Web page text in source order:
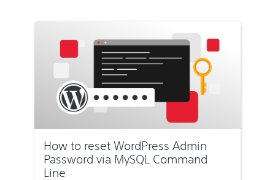
How to reset WordPress Admin
Password via MySQL Command
Line